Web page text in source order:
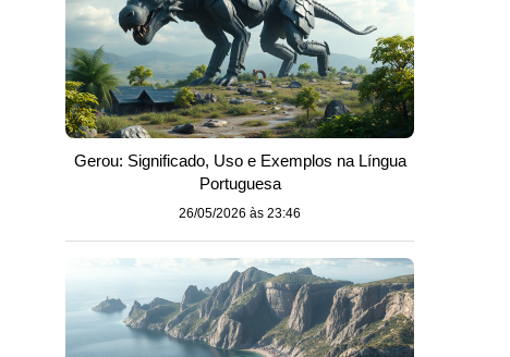
Gerou: Significado, Uso e Exemplos na Língua
Portuguesa
26/05/2026 às 23:46